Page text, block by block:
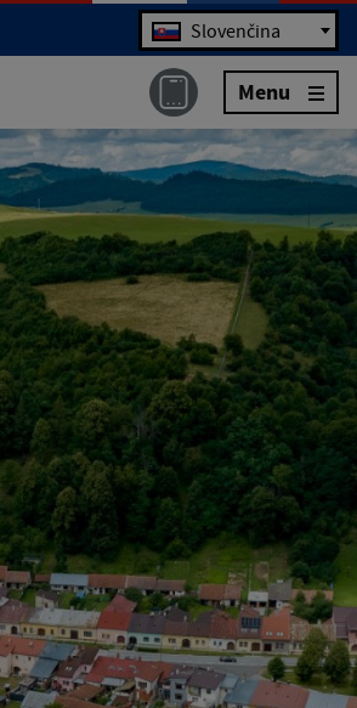
Jazyk Slovenčina
Menu